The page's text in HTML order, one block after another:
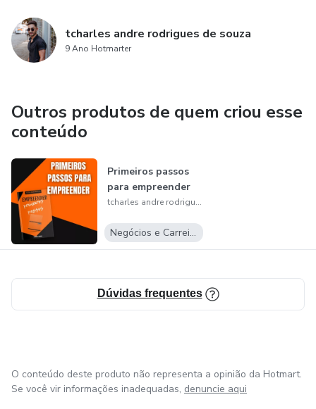
AVISO:
“Este produto não garante a obtenção de resultados.
tcharles andre rodrigues de souza
9 Ano Hotmarter
Outros produtos de quem criou esse
conteúdo
Primeiros passos
para empreender
tcharles andre rodrigues de souza
Negócios e Carreira
Dúvidas frequentes
O conteúdo deste produto não representa a opinião da Hotmart.
Se você vir informações inadequadas, denuncie aqui